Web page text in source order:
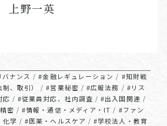
上野一英
ナンス /#金融レギュレーション / #知財戦
、取引） /#営業秘密 /#広報法務 / #リス
応 /#従業員対応、社内調査 /#出入国関連 /
密 /#情報・通信・メディア・IT / #ファン
化学 /#医薬・ヘルスケア /#学校法人・教育